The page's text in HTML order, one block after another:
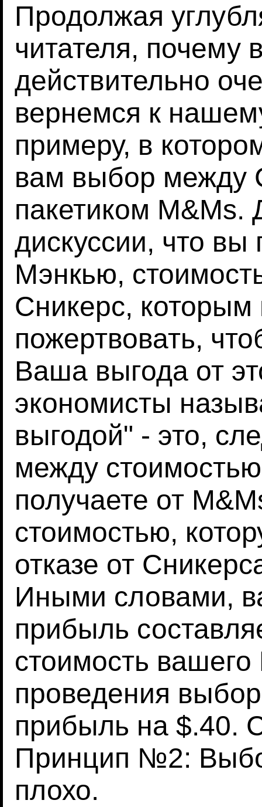
Продолжая
читателя, почему
действительно
вернемся к
примеру, в
вам выбор между
пакетиком M&Ms.
дискуссии, что
Мэнкью,
Сникерс,
пожертвовать,
Ваша выгода от
экономисты
выгодой" - это,
между
получаете от
стоимостью,
отказе от
Иными словами,
прибыль
стоимость
проведения
прибыль на $.40.
Принцип №2:
плохо.